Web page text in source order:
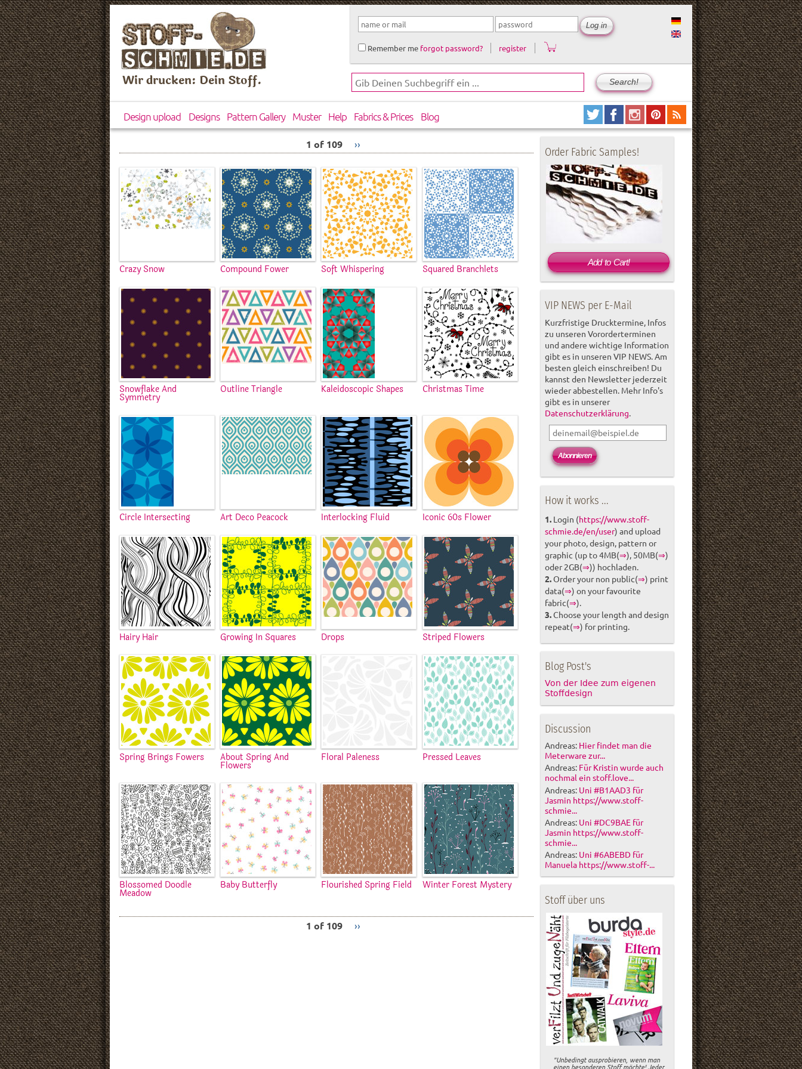
Wir drucken: Dein Stoff.
Remember me forgot password? register
Design upload Designs Pattern Gallery Muster Help Fabrics & Prices Blog
1 of 109 ››
Crazy Snow Compound Fower Soft Whispering Squared Branchlets
Snowflake And
Symmetry
Outline Triangle Kaleidoscopic Shapes Christmas Time
Circle Intersecting Art Deco Peacock Interlocking Fluid Iconic 60s Flower
Hairy Hair Growing In Squares Drops Striped Flowers
Spring Brings Fowers About Spring And
Flowers
Floral Paleness Pressed Leaves
Blossomed Doodle
Meadow
Baby Butterfly Flourished Spring Field Winter Forest Mystery
1 of 109 ››
Order Fabric Samples!
Add to Cart!
VIP NEWS per E-Mail
Kurzfristige Drucktermine, Infos
zu unseren Vororderterminen
und andere wichtige Information
gibt es in unseren VIP NEWS. Am
besten gleich einschreiben! Du
kannst den Newsletter jederzeit
wieder abbestellen. Mehr Info's
gibt es in unserer
Datenschutzerklärung
How it works ...
1. Login (https://www.stoff-
schmie.de/en/user) and upload
your photo, design, pattern or
graphic (up to 4MB(⇒), 50MB(⇒)
oder 2GB(⇒)) hochladen.
2.Order your non public(⇒) print
data(⇒) on your favourite
fabric(⇒).
3.Choose your length and design
repeat(⇒) for printing.
Blog Post's
Von der Idee zum eigenen
Stoffdesign
Discussion
Andreas: Hier findet man die
Meterware zur...
Andreas: Für Kristin wurde auch
nochmal ein stoff.love...
Andreas: Uni #B1AAD3 für
Jasmin https://www.stoff-
schmie...
Andreas: Uni #DC9BAE für
Jasmin https://www.stoff-
schmie...
Andreas: Uni #6ABEBD für
Manuela https://www.stoff-...
Stoff über uns
"Unbedingt ausprobieren, wenn man
einen besonderen Stoff möchte! Jeder